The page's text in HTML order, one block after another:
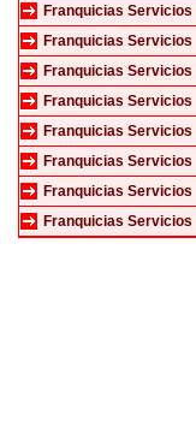
Franquicias Servicios
Franquicias Servicios
Franquicias Servicios
Franquicias Servicios
Franquicias Servicios
Franquicias Servicios
Franquicias Servicios
Franquicias Servicios